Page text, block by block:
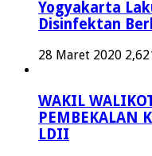
Yogyakarta
Disinfektan
28 Maret 2020
WAKIL
PEMBEKALAN
LDII